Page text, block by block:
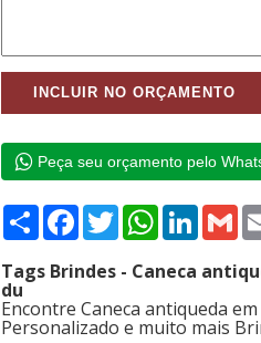
Peça seu orçamento pelo
Compartilhar
Facebook
TwitterWhatsApp
Tags Brindes - Caneca
du
Encontre Caneca antiqueda
Personalizado e muito mais